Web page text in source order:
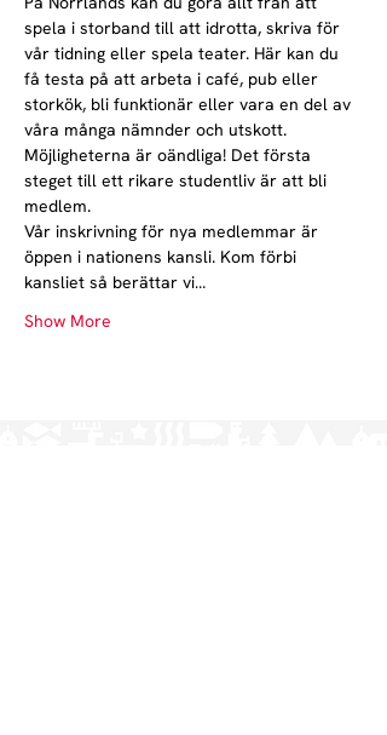
spela i storband till att idrotta, skriva för
vår tidning eller spela teater. Här kan du
få testa på att arbeta i café, pub eller
storkök, bli funktionär eller vara en del av
våra många nämnder och utskott.
Möjligheterna är oändliga! Det första
steget till ett rikare studentliv är att bli
medlem.
Vår inskrivning för nya medlemmar är
öppen i nationens kansli. Kom förbi
kansliet så berättar vi…
Show More